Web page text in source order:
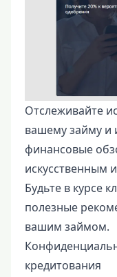
Отслеживайте
вашему займу и
финансовые
искусственным
Будьте в курсе
полезные
вашим займом.
кредитования